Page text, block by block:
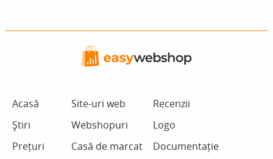
Acasă
Știri
Prețuri
Site-uri web
Webshopuri
Casă de marcat
Recenzii
Logo
Documentație